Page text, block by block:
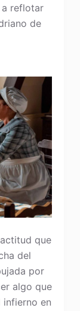
a reflotar
de
que
del
por
algo que
infierno en